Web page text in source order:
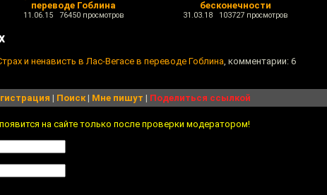
переводе Гоблина
11.06.15 76450 просмотров
бесконечности
31.03.18 103727 просмотров
и ненависть в Лас-Вегасе в переводе Гоблина, комментарии: 6
| Поиск| Мне пишут | Поделиться ссылкой
на сайте только после проверки модератором!